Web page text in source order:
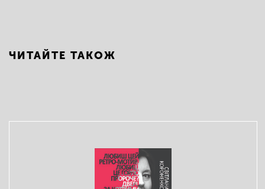
ЧИТАЙТЕ ТАКОЖ